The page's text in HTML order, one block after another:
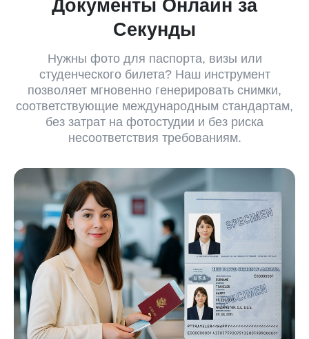
Документы Онлайн за
Секунды
Нужны фото для паспорта, визы или
студенческого билета? Наш инструмент
позволяет мгновенно генерировать снимки,
соответствующие международным стандартам,
без затрат на фотостудии и без риска
несоответствия требованиям.